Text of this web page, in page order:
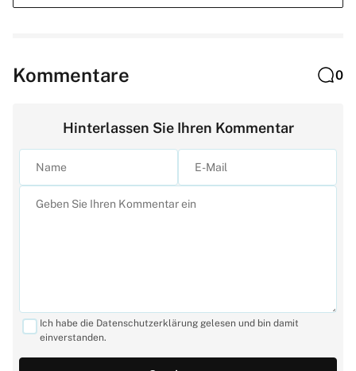
Kommentare 0
Hinterlassen Sie Ihren Kommentar
Ich habe die Datenschutzerklärung gelesen und bin damit
einverstanden.